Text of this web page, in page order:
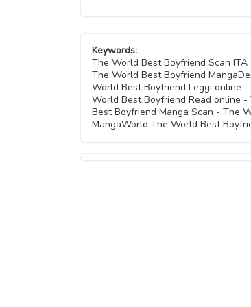
Capitolo 09
Capitolo 06
Capitolo 05
Capitolo 03
Capitolo 02
Capitolo 01
Keywords:
The World Best Boyfriend Scan
The World Best Boyfriend
World Best Boyfriend Leggi online
World Best Boyfriend Read online
Best Boyfriend Manga Scan - The
MangaWorld The World Best